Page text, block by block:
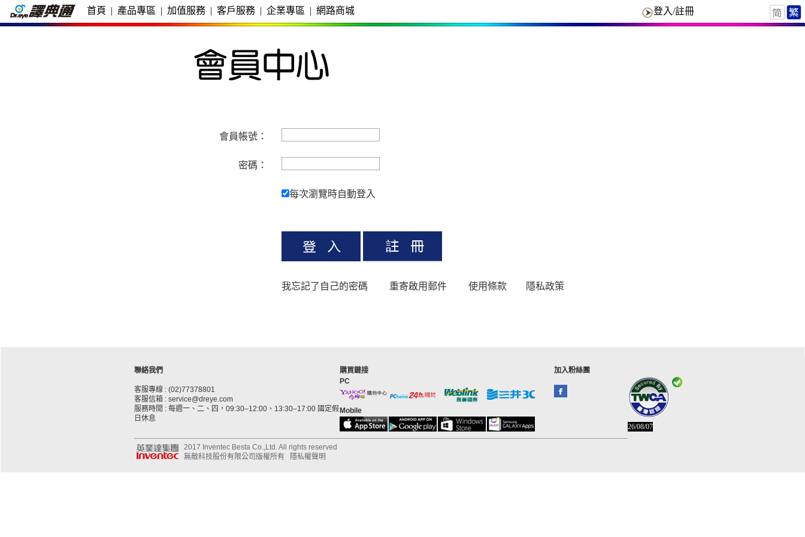
首頁 | 產品專區 | 加值服務 | 客戶服務 | 企業專區 | 網路商城 登入/註冊
會員帳號：
密碼：
每次瀏覽時自動登入
我忘記了自己的密碼 重寄啟用郵件 使用條款 隱私政策
聯絡我們
客服專線 : (02)77378801
客服信箱 : service@dreye.com
服務時間 : 每週一、二、四，09:30–12:00、13:30–17:00 國定假
日休息
購買鏈接
PC
Mobile
加入粉絲團
26/08/07
2017 Inventec Besta Co.,Ltd. All rights reserved
無敵科技股份有限公司版權所有
隱私權聲明